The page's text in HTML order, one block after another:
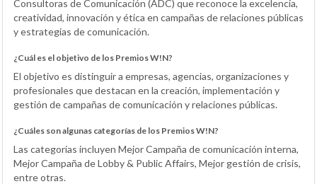
Consultoras de Comunicación (ADC) que reconoce la excelencia,
creatividad, innovación y ética en campañas de relaciones públicas
y estrategias de comunicación.
¿Cuál es el objetivo de los Premios W!N?
El objetivo es distinguir a empresas, agencias, organizaciones y
profesionales que destacan en la creación, implementación y
gestión de campañas de comunicación y relaciones públicas.
¿Cuáles son algunas categorías de los Premios W!N?
Las categorías incluyen Mejor Campaña de comunicación interna,
Mejor Campaña de Lobby & Public Affairs, Mejor gestión de crisis,
entre otras.